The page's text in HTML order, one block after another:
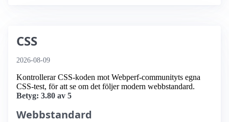
CSS
2026-08-09
Kontrollerar CSS-koden mot Webperf-communityts egna
CSS-test, för att se om det följer modern webbstandard.
Betyg: 3.80 av 5
Webbstandard